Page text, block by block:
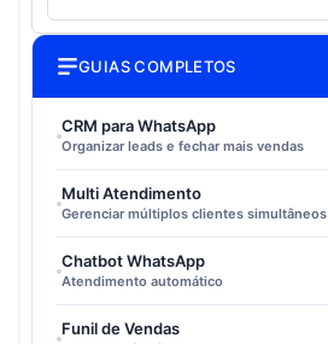
GUIAS COMPLETOS
CRM para WhatsApp
Organizar leads e fechar mais vendas
Multi Atendimento
Gerenciar múltiplos clientes simultâneos
Chatbot WhatsApp
Atendimento automático
Funil de Vendas